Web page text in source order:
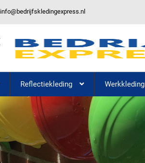
info@bedrijfskledingexpress.nl
Reflectiekleding Werkkleding